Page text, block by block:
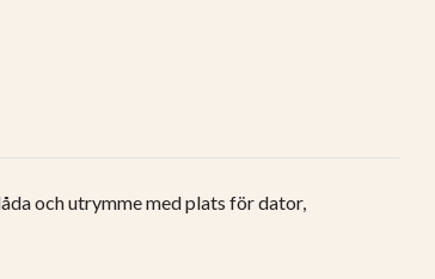
och utrymme med plats för dator,